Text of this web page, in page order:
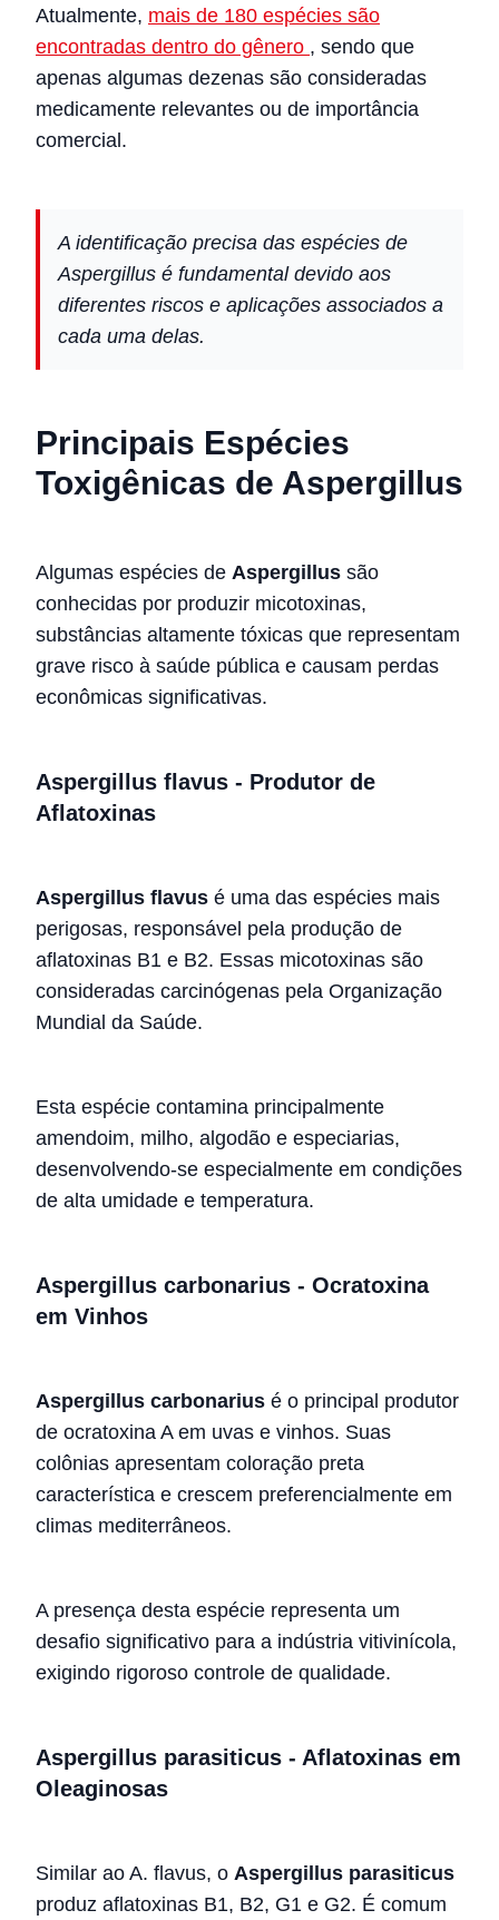
Atualmente, mais de 180 espécies são
encontradas dentro do gênero , sendo que
apenas algumas dezenas são consideradas
medicamente relevantes ou de importância
comercial.
A identificação precisa das espécies de
Aspergillus é fundamental devido aos
diferentes riscos e aplicações associados a
cada uma delas.
Principais Espécies
Toxigênicas de Aspergillus
Algumas espécies de Aspergillus são
conhecidas por produzir micotoxinas,
substâncias altamente tóxicas que representam
grave risco à saúde pública e causam perdas
econômicas significativas.
Aspergillus flavus - Produtor de
Aflatoxinas
Aspergillus flavus é uma das espécies mais
perigosas, responsável pela produção de
aflatoxinas B1 e B2. Essas micotoxinas são
consideradas carcinógenas pela Organização
Mundial da Saúde.
Esta espécie contamina principalmente
amendoim, milho, algodão e especiarias,
desenvolvendo-se especialmente em condições
de alta umidade e temperatura.
Aspergillus carbonarius - Ocratoxina
em Vinhos
Aspergillus carbonarius é o principal produtor
de ocratoxina A em uvas e vinhos. Suas
colônias apresentam coloração preta
característica e crescem preferencialmente em
climas mediterrâneos.
A presença desta espécie representa um
desafio significativo para a indústria vitivinícola,
exigindo rigoroso controle de qualidade.
Aspergillus parasiticus - Aflatoxinas em
Oleaginosas
Similar ao A. flavus, o Aspergillus parasiticus
produz aflatoxinas B1, B2, G1 e G2. É comum